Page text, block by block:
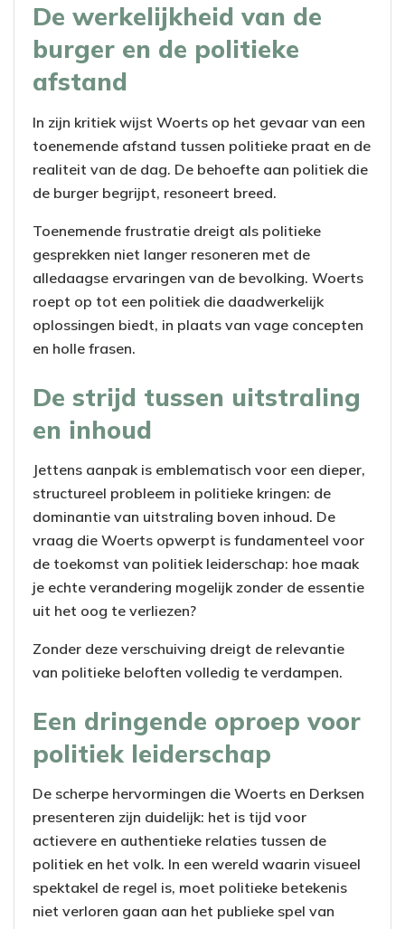
De werkelijkheid van de
burger en de politieke
afstand
In zijn kritiek wijst Woerts op het gevaar van een
toenemende afstand tussen politieke praat en de
realiteit van de dag. De behoefte aan politiek die
de burger begrijpt, resoneert breed.
Toenemende frustratie dreigt als politieke
gesprekken niet langer resoneren met de
alledaagse ervaringen van de bevolking. Woerts
roept op tot een politiek die daadwerkelijk
oplossingen biedt, in plaats van vage concepten
en holle frasen.
De strijd tussen uitstraling
en inhoud
Jettens aanpak is emblematisch voor een dieper,
structureel probleem in politieke kringen: de
dominantie van uitstraling boven inhoud. De
vraag die Woerts opwerpt is fundamenteel voor
de toekomst van politiek leiderschap: hoe maak
je echte verandering mogelijk zonder de essentie
uit het oog te verliezen?
Zonder deze verschuiving dreigt de relevantie
van politieke beloften volledig te verdampen.
Een dringende oproep voor
politiek leiderschap
De scherpe hervormingen die Woerts en Derksen
presenteren zijn duidelijk: het is tijd voor
actievere en authentieke relaties tussen de
politiek en het volk. In een wereld waarin visueel
spektakel de regel is, moet politieke betekenis
niet verloren gaan aan het publieke spel van